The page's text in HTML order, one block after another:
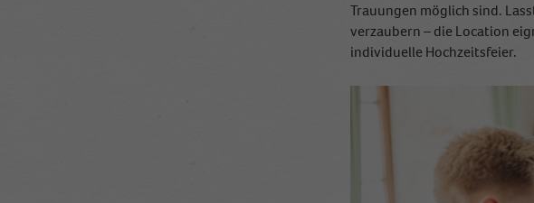
Trauungen möglich sind.
verzaubern – die Location
individuelle Hochzeitsfeier.